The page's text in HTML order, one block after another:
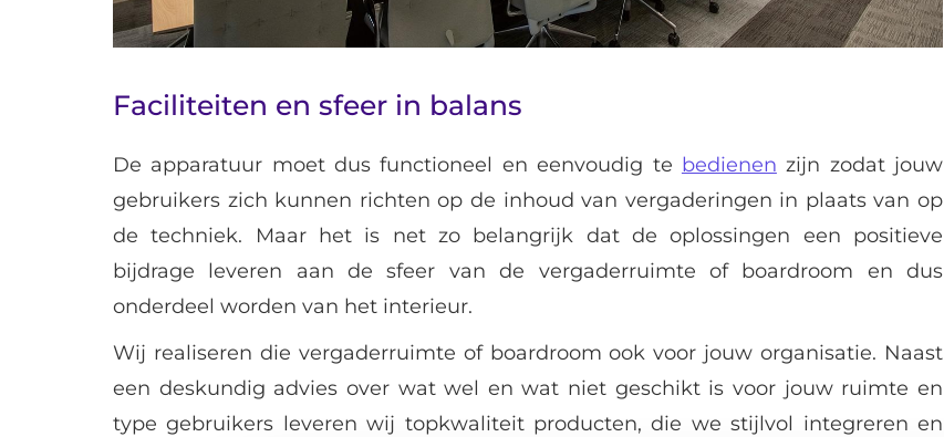
Faciliteiten en sfeer in balans
De apparatuur moet dus functioneel en eenvoudig te bedienen zijn zodat jouw
gebruikers zich kunnen richten op de inhoud van vergaderingen in plaats van op
de techniek. Maar het is net zo belangrijk dat de oplossingen een positieve
bijdrage leveren aan de sfeer van de vergaderruimte of boardroom en dus
onderdeel worden van het interieur.
Wij realiseren die vergaderruimte of boardroom ook voor jouw organisatie. Naast
een deskundig advies over wat wel en wat niet geschikt is voor jouw ruimte en
type gebruikers leveren wij topkwaliteit producten, die we stijlvol integreren en